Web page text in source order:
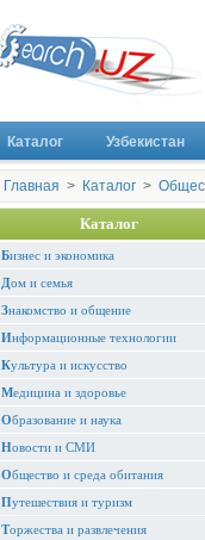
Каталог Узбекистан
Главная > Каталог >
Каталог
Бизнес и экономика
Дом и семья
Знакомство и общение
Информационные технологии
Культура и искусство
Медицина и здоровье
Образование и наука
Новости и СМИ
Общество и среда обитания
Путешествия и туризм
Торжества и развлечения